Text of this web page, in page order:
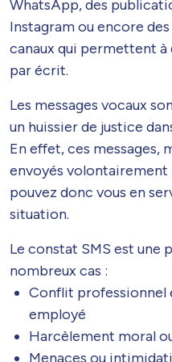
WhatsApp, des
Instagram ou encore
canaux qui permettent à
par écrit.
Les messages vocaux
un huissier de justice
En effet, ces messages,
envoyés volontairement
pouvez donc vous en
situation.
Le constat SMS est une
nombreux cas :
Conflit professionnel
employé
Harcèlement moral
Menaces ou